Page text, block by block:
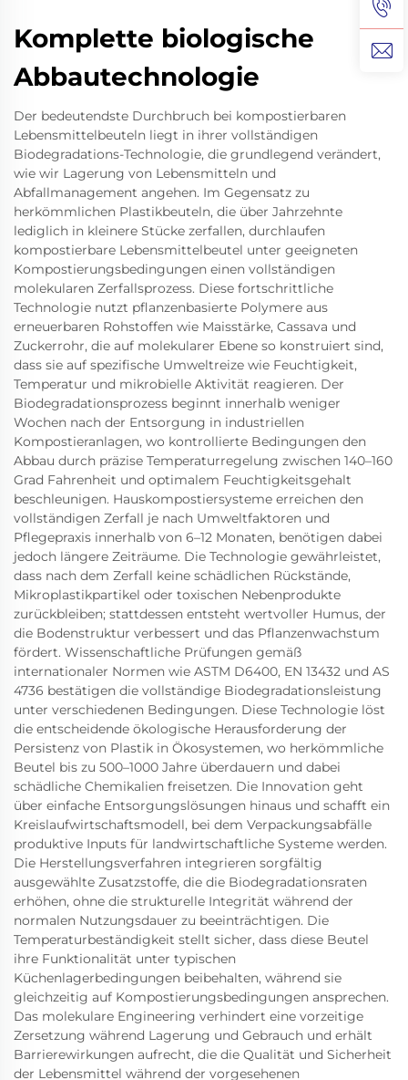
Komplette biologische
Abbautechnologie
Der bedeutendste Durchbruch bei kompostierbaren
Lebensmittelbeuteln liegt in ihrer vollständigen
Biodegradations-Technologie, die grundlegend verändert,
wie wir Lagerung von Lebensmitteln und
Abfallmanagement angehen. Im Gegensatz zu
herkömmlichen Plastikbeuteln, die über Jahrzehnte
lediglich in kleinere Stücke zerfallen, durchlaufen
kompostierbare Lebensmittelbeutel unter geeigneten
Kompostierungsbedingungen einen vollständigen
molekularen Zerfallsprozess. Diese fortschrittliche
Technologie nutzt pflanzenbasierte Polymere aus
erneuerbaren Rohstoffen wie Maisstärke, Cassava und
Zuckerrohr, die auf molekularer Ebene so konstruiert sind,
dass sie auf spezifische Umweltreize wie Feuchtigkeit,
Temperatur und mikrobielle Aktivität reagieren. Der
Biodegradationsprozess beginnt innerhalb weniger
Wochen nach der Entsorgung in industriellen
Kompostieranlagen, wo kontrollierte Bedingungen den
Abbau durch präzise Temperaturregelung zwischen 140–160
Grad Fahrenheit und optimalem Feuchtigkeitsgehalt
beschleunigen. Hauskompostiersysteme erreichen den
vollständigen Zerfall je nach Umweltfaktoren und
Pflegepraxis innerhalb von 6–12 Monaten, benötigen dabei
jedoch längere Zeiträume. Die Technologie gewährleistet,
dass nach dem Zerfall keine schädlichen Rückstände,
Mikroplastikpartikel oder toxischen Nebenprodukte
zurückbleiben; stattdessen entsteht wertvoller Humus, der
die Bodenstruktur verbessert und das Pflanzenwachstum
fördert. Wissenschaftliche Prüfungen gemäß
internationaler Normen wie ASTM D6400, EN 13432 und AS
4736 bestätigen die vollständige Biodegradationsleistung
unter verschiedenen Bedingungen. Diese Technologie löst
die entscheidende ökologische Herausforderung der
Persistenz von Plastik in Ökosystemen, wo herkömmliche
Beutel bis zu 500–1000 Jahre überdauern und dabei
schädliche Chemikalien freisetzen. Die Innovation geht
über einfache Entsorgungslösungen hinaus und schafft ein
Kreislaufwirtschaftsmodell, bei dem Verpackungsabfälle
produktive Inputs für landwirtschaftliche Systeme werden.
Die Herstellungsverfahren integrieren sorgfältig
ausgewählte Zusatzstoffe, die die Biodegradationsraten
erhöhen, ohne die strukturelle Integrität während der
normalen Nutzungsdauer zu beeinträchtigen. Die
Temperaturbeständigkeit stellt sicher, dass diese Beutel
ihre Funktionalität unter typischen
Küchenlagerbedingungen beibehalten, während sie
gleichzeitig auf Kompostierungsbedingungen ansprechen.
Das molekulare Engineering verhindert eine vorzeitige
Zersetzung während Lagerung und Gebrauch und erhält
Barrierewirkungen aufrecht, die die Qualität und Sicherheit
der Lebensmittel während der vorgesehenen